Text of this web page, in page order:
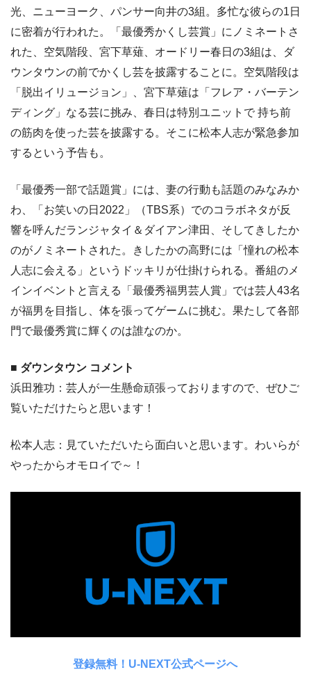
光、ニューヨーク、パンサー向井の3組。多忙な彼らの1日
に密着が行われた。「最優秀かくし芸賞」にノミネートさ
れた、空気階段、宮下草薙、オードリー春日の3組は、ダ
ウンタウンの前でかくし芸を披露することに。空気階段は
「脱出イリュージョン」、宮下草薙は「フレア・バーテン
ディング」なる芸に挑み、春日は特別ユニットで 持ち前
の筋肉を使った芸を披露する。そこに松本人志が緊急参加
するという予告も。
「最優秀一部で話題賞」には、妻の行動も話題のみなみか
わ、「お笑いの日2022」（TBS系）でのコラボネタが反
響を呼んだランジャタイ＆ダイアン津田、そしてきしたか
のがノミネートされた。きしたかの高野には「憧れの松本
人志に会える」というドッキリが仕掛けられる。番組のメ
インイベントと言える「最優秀福男芸人賞」では芸人43名
が福男を目指し、体を張ってゲームに挑む。果たして各部
門で最優秀賞に輝くのは誰なのか。
■ ダウンタウン コメント
浜田雅功：芸人が一生懸命頑張っておりますので、ぜひご
覧いただけたらと思います！
松本人志：見ていただいたら面白いと思います。わいらが
やったからオモロイで～！
登録無料！U-NEXT公式ページへ